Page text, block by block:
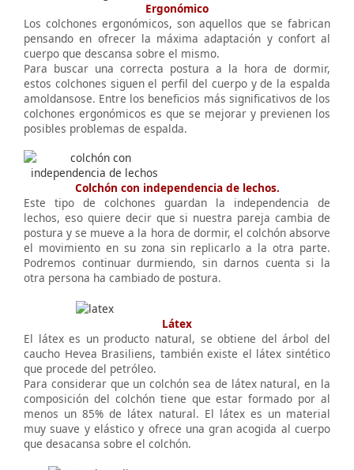
Ergonómico
Los colchones ergonómicos, son aquellos que se fabrican
pensando en ofrecer la máxima adaptación y confort al
cuerpo que descansa sobre el mismo.
Para buscar una correcta postura a la hora de dormir,
estos colchones siguen el perfil del cuerpo y de la espalda
amoldansose. Entre los beneficios más significativos de los
colchones ergonómicos es que se mejorar y previenen los
posibles problemas de espalda.
Colchón con independencia de lechos.
Este tipo de colchones guardan la independencia de
lechos, eso quiere decir que si nuestra pareja cambia de
postura y se mueve a la hora de dormir, el colchón absorve
el movimiento en su zona sin replicarlo a la otra parte.
Podremos continuar durmiendo, sin darnos cuenta si la
otra persona ha cambiado de postura.
Látex
El látex es un producto natural, se obtiene del árbol del
caucho Hevea Brasiliens, también existe el látex sintético
que procede del petróleo.
Para considerar que un colchón sea de látex natural, en la
composición del colchón tiene que estar formado por al
menos un 85% de látex natural. El látex es un material
muy suave y elástico y ofrece una gran acogida al cuerpo
que desacansa sobre el colchón.